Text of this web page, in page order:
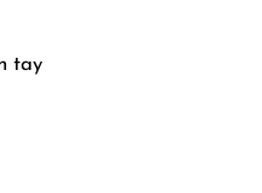
tay